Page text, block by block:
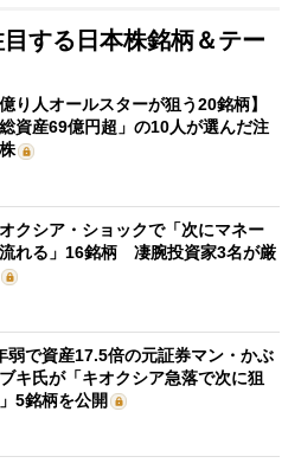
目する日本株銘柄＆テー
億り人オールスターが狙う20銘柄】
総資産69億円超」の10人が選んだ注
クシア・ショックで「次にマネー
れる」16銘柄 凄腕投資家3名が厳
弱で資産17.5倍の元証券マン・かぶ
キ氏が「キオクシア急落で次に狙
5銘柄を公開